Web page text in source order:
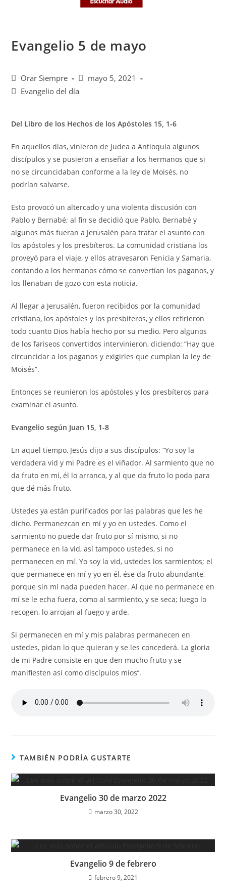
Evangelio 5 de mayo
Autor
de
Orar Siempre
Publicación
de
mayo 5, 2021
Categoría
entrada:
Evangelio del día
Del Libro de los Hechos de los Apóstoles 15, 1-6
En aquellos días, vinieron de Judea a Antioquía algunos
discípulos y se pusieron a enseñar a los hermanos que si
no se circuncidaban conforme a la ley de Moisés, no
podrían salvarse.
Esto provocó un altercado y una violenta discusión con
Pablo y Bernabé; al fin se decidió que Pablo, Bernabé y
algunos más fueran a Jerusalén para tratar el asunto con
los apóstoles y los presbíteros. La comunidad cristiana los
proveyó para el viaje, y ellos atravesaron Fenicia y Samaria,
contando a los hermanos cómo se convertían los paganos, y
los llenaban de gozo con esta noticia.
Al llegar a Jerusalén, fueron recibidos por la comunidad
cristiana, los apóstoles y los presbíteros, y ellos refirieron
todo cuanto Dios había hecho por su medio. Pero algunos
de los fariseos convertidos intervinieron, diciendo: “Hay que
circuncidar a los paganos y exigirles que cumplan la ley de
Moisés”.
Entonces se reunieron los apóstoles y los presbíteros para
examinar el asunto.
Evangelio según Juan 15, 1-8
En aquel tiempo, Jesús dijo a sus discípulos: “Yo soy la
verdadera vid y mi Padre es el viñador. Al sarmiento que no
da fruto en mí, él lo arranca, y al que da fruto lo poda para
que dé más fruto.
Ustedes ya están purificados por las palabras que les he
dicho. Permanezcan en mí y yo en ustedes. Como el
sarmiento no puede dar fruto por sí mismo, si no
permanece en la vid, así tampoco ustedes, si no
permanecen en mí. Yo soy la vid, ustedes los sarmientos; el
que permanece en mí y yo en él, ése da fruto abundante,
porque sin mí nada pueden hacer. Al que no permanece en
mí se le echa fuera, como al sarmiento, y se seca; luego lo
recogen, lo arrojan al fuego y arde.
Si permanecen en mí y mis palabras permanecen en
ustedes, pidan lo que quieran y se les concederá. La gloria
de mi Padre consiste en que den mucho fruto y se
manifiesten así como discípulos míos’’.
TAMBIÉN PODRÍA GUSTARTE
Evangelio 30 de marzo 2022
marzo 30, 2022
Evangelio 9 de febrero
febrero 9, 2021